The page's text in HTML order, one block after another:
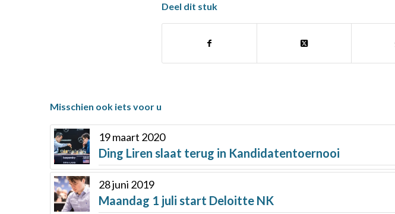
Deel dit stuk
Misschien ook iets voor u
19 maart 2020
Ding Liren slaat terug in Kandidatentoernooi
28 juni 2019
Maandag 1 juli start Deloitte NK